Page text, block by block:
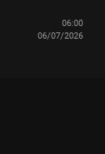
06:00
06/07/2026